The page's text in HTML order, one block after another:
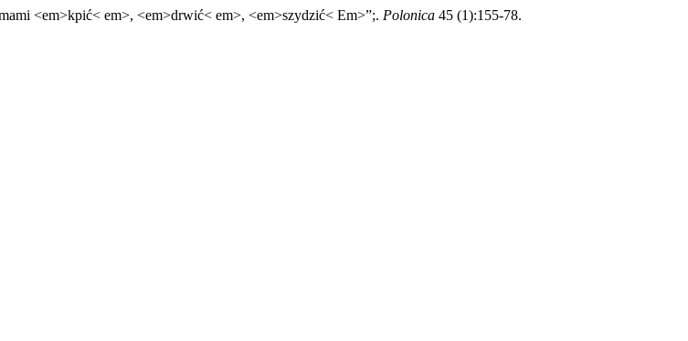
<em>kpić< em>, <em>drwić< em>, <em>szydzić< Em>”;. Polonica 45 (1):155-78.